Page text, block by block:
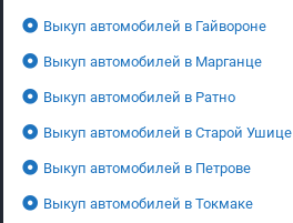
Выкуп автомобилей в Гайвороне
Выкуп автомобилей в Марганце
Выкуп автомобилей в Ратно
Выкуп автомобилей в Старой Ушице
Выкуп автомобилей в Петрове
Выкуп автомобилей в Токмаке